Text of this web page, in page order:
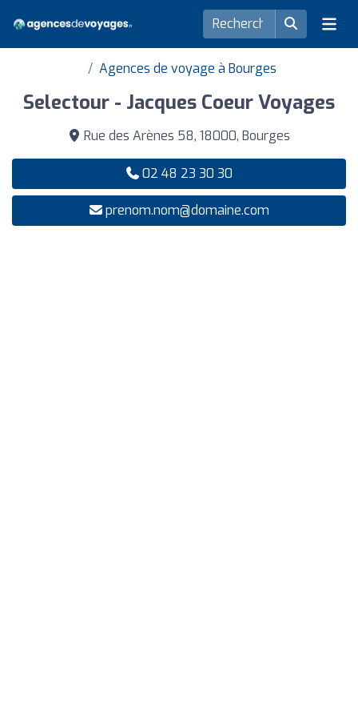
Agences de voyage à Bourges
Selectour - Jacques Coeur Voyages
Rue des Arènes 58, 18000, Bourges
02 48 23 30 30
prenom.nom@domaine.com